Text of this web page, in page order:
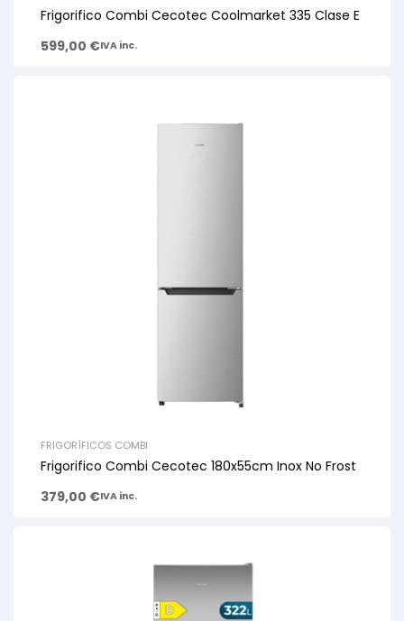
Frigorifico Combi Cecotec Coolmarket 335 Clase E
599,00 €IVA inc.
FRIGORÍFICOS COMBI
Frigorifico Combi Cecotec 180x55cm Inox No Frost
379,00 €IVA inc.